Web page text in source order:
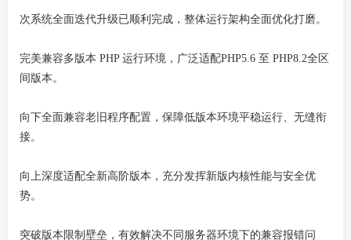
次系统全面迭代升级已顺利完成，整体运行架构全面优化打磨。
完美兼容多版本 PHP 运行环境，广泛适配PHP5.6 至 PHP8.2全区
间版本。
向下全面兼容老旧程序配置，保障低版本环境平稳运行、无缝衔
接。
向上深度适配全新高阶版本，充分发挥新版内核性能与安全优
势。
突破版本限制壁垒，有效解决不同服务器环境下的兼容报错问